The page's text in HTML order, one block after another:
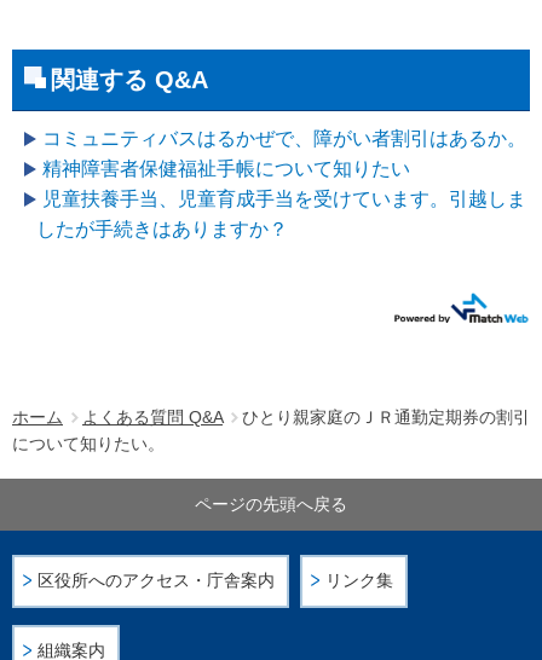
ホーム よくある質問 Q&A
ひとり親家庭のＪＲ通勤定期券の割引
について知りたい。
関連する Q&A
コミュニティバスはるかぜで、障がい者割引はあるか。
精神障害者保健福祉手帳について知りたい
児童扶養手当、児童育成手当を受けています。引越しま
したが手続きはありますか？
区役所へのアクセス・庁舎案内 リンク集
組織案内
ページの先頭へ戻る